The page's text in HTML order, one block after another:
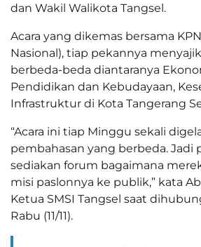
dan Wakil Walikota Tangsel.
Acara yang dikemas bersama
Nasional), tiap pekannya
berbeda-beda diantaranya
Pendidikan dan Kebudayaan,
Infrastruktur di Kota Tangerang
“Acara ini tiap Minggu sekali
pembahasan yang berbeda. Jadi
sediakan forum bagaimana
misi paslonnya ke publik,” kata
Ketua SMSI Tangsel saat
Rabu (11/11).